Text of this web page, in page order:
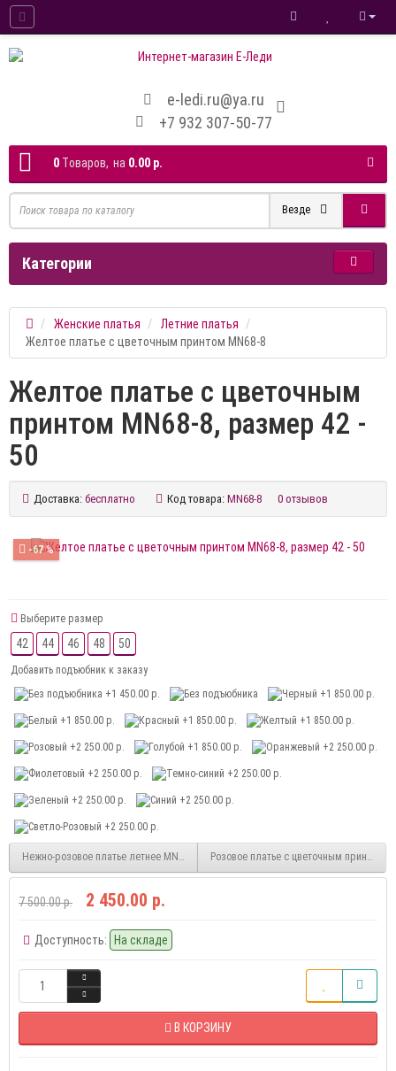
e-ledi.ru@ya.ru
+7 932 307-50-77
0 Tоваров, на 0.00 р.
Везде
Категории
Женские платья
Летние платья
Желтое платье с цветочным принтом MN68-8
Желтое платье с цветочным
принтом MN68-8, размер 42 -
50
Доставка: бесплатно Код товара: MN68-8 0 отзывов
-67 %
Выберите размер
42 44 46 48 50
Добавить подъюбник к заказу
Нежно-розовое платье летнее MN68-7 Розовое платье с цветочным принтом
7 500.00 р. 2 450.00 р.
Доступность: На складе
В КОРЗИНУ